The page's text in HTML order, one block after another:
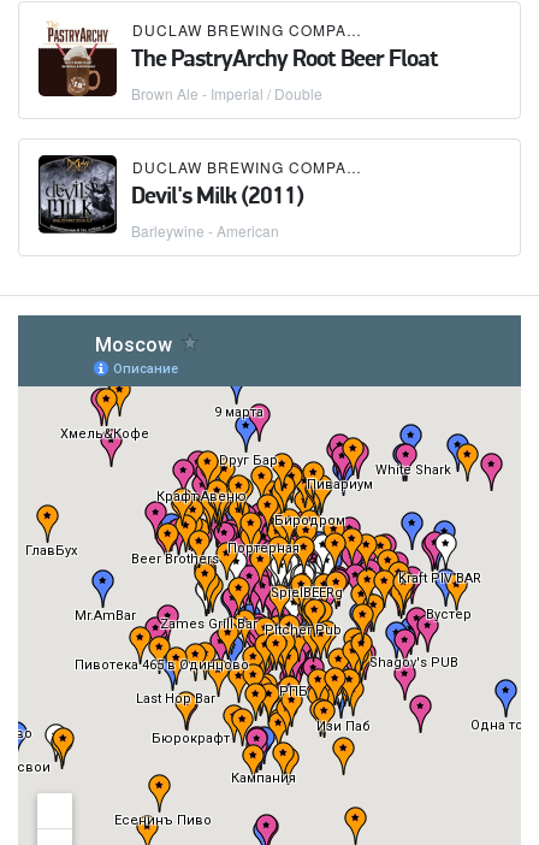
DUCLAW BREWING COMPANY
The PastryArchy Root Beer Float
Brown Ale - Imperial / Double
DUCLAW BREWING COMPANY
Devil's Milk (2011)
Barleywine - American